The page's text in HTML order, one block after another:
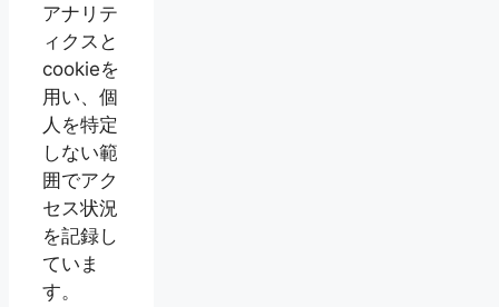
アナリテ
ィクスと
cookieを
用い、個
人を特定
しない範
囲でアク
セス状況
を記録し
ていま
す。